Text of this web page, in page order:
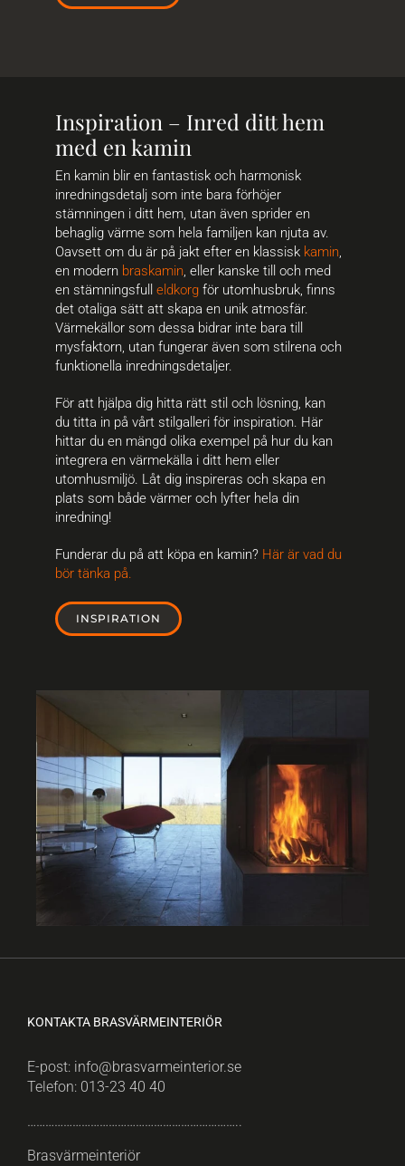
Inspiration – Inred ditt hem
med en kamin
En kamin blir en fantastisk och harmonisk
inredningsdetalj som inte bara förhöjer
stämningen i ditt hem, utan även sprider en
behaglig värme som hela familjen kan njuta av.
Oavsett om du är på jakt efter en klassisk kamin,
en modern braskamin, eller kanske till och med
en stämningsfulleldkorg för utomhusbruk, finns
det otaliga sätt att skapa en unik atmosfär.
Värmekällor som dessa bidrar inte bara till
mysfaktorn, utan fungerar även som stilrena och
funktionella inredningsdetaljer.
För att hjälpa dig hitta rätt stil och lösning, kan
du titta in på vårt stilgalleri för inspiration. Här
hittar du en mängd olika exempel på hur du kan
integrera en värmekälla i ditt hem eller
utomhusmiljö. Låt dig inspireras och skapa en
plats som både värmer och lyfter hela din
inredning!
Funderar du på att köpa en kamin? Här är vad du
bör tänka på.
INSPIRATION
KONTAKTA BRASVÄRMEINTERIÖR
E-post: info@brasvarmeinterior.se
Telefon: 013-23 40 40
……………………………………………………………..
Brasvärmeinteriör